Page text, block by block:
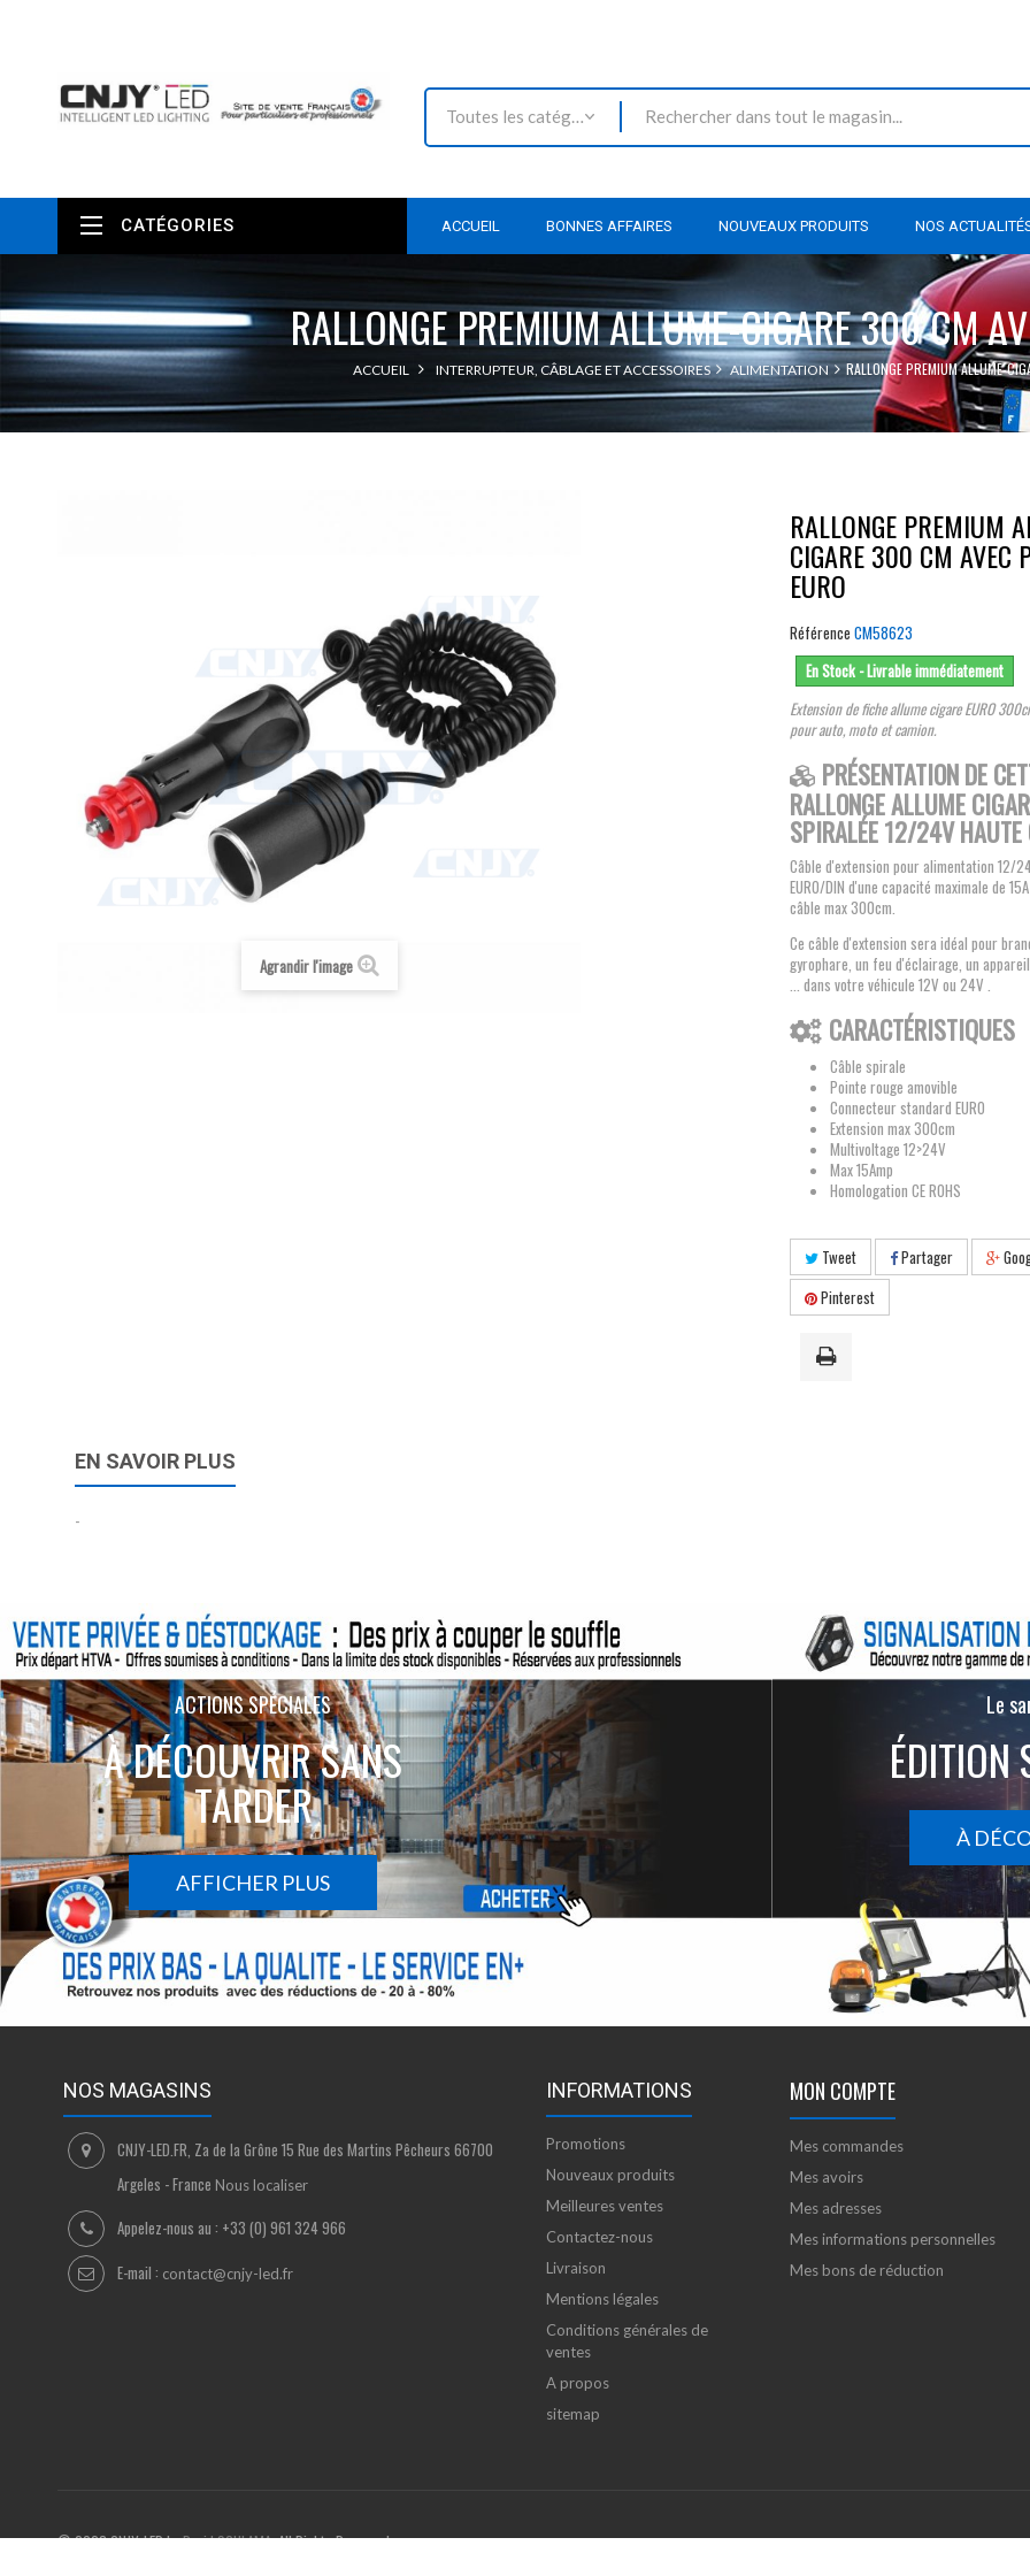
Toutes les catégories
ACCUEIL BONNES AFFAIRES NOUVEAUX PRODUITS NOS
CATÉGORIES
RALLONGE PREMIUM ALLUME-CIGARE 300 CM
ACCUEIL INTERRUPTEUR, CÂBLAGE ET ACCESSOIRES ALIMENTATION RALLONGE PREMIUM ALLUME-
Agrandir l'image
RALLONGE PREMIUM
CIGARE 300 CM AVEC
EURO
Référence CM58623
En Stock - Livrable immédiatement
Extension de fiche allume cigare EURO
pour auto, moto et camion.
PRÉSENTATION DE
RALLONGE ALLUME
SPIRALÉE 12/24V HAUTE
Câble d'extension pour alimentation 12/
EURO/DIN d'une capacité maximale de
câble max 300cm.
Ce câble d'extension sera idéal pour
gyrophare, un feu d'éclairage, un
... dans votre véhicule 12V ou 24V .
CARACTÉRISTIQUES
Câble spirale
Pointe rouge amovible
Connecteur standard EURO
Extension max 300cm
Multivoltage 12>24V
Max 15Amp
Homologation CE ROHS
Tweet Partager
Pinterest
EN SAVOIR PLUS
-
ACTIONS SPÉCIALES
À DÉCOUVRIR SANS
TARDER
AFFICHER PLUS
Le
ÉDITION
À
NOS MAGASINS
CNJY-LED.FR, Za de la Grône 15 Rue des Martins Pêcheurs 66700
Argeles - France Nous localiser
Appelez-nous au : +33 (0) 961 324 966
E-mail : contact@cnjy-led.fr
INFORMATIONS
Promotions
Nouveaux produits
Meilleures ventes
Contactez-nous
Livraison
Mentions légales
Conditions générales de
ventes
A propos
sitemap
MON COMPTE
Mes commandes
Mes avoirs
Mes adresses
Mes informations personnelles
Mes bons de réduction
© 2023 CNJY-LED byDavid SCHLAMA. All Rights Reserved.